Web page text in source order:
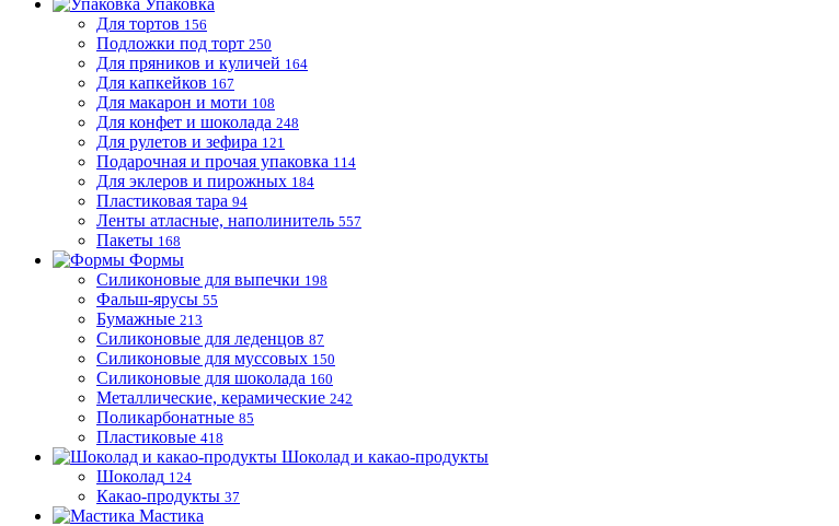
Упаковка
Для тортов 156
Подложки под торт 250
Для пряников и куличей 164
Для капкейков 167
Для макарон и моти 108
Для конфет и шоколада 248
Для рулетов и зефира 121
Подарочная и прочая упаковка 114
Для эклеров и пирожных 184
Пластиковая тара 94
Ленты атласные, наполинитель 557
Пакеты 168
Формы
Силиконовые для выпечки 198
Фальш-ярусы 55
Бумажные 213
Силиконовые для леденцов 87
Силиконовые для муссовых 150
Силиконовые для шоколада 160
Металлические, керамические 242
Поликарбонатные 85
Пластиковые 418
Шоколад и какао-продукты
Шоколад 124
Какао-продукты 37
Мастика